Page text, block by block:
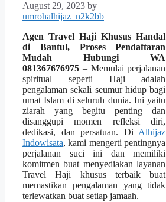
August 29, 2023 by
umrohalhijaz_n2k2bb
Agen Travel Haji Khusus Handal
di Bantul, Proses Pendaftaran
Mudah Hubungi WA
081367676975 – Memulai perjalanan
spiritual seperti Haji adalah
pengalaman sekali seumur hidup bagi
umat Islam di seluruh dunia. Ini yaitu
ziarah yang begitu penting dan
disanggupi momen refleksi diri,
dedikasi, dan persatuan. Di Alhijaz
Indowisata, kami mengerti pentingnya
perjalanan suci ini dan memiliki
komitmen buat menyediakan layanan
Travel Haji khusus terbaik buat
memastikan pengalaman yang tidak
terlewatkan buat setiap jamaah.